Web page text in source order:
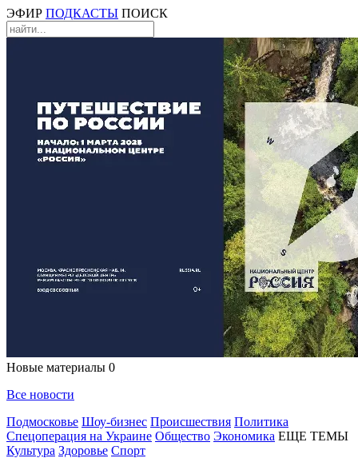
ЭФИР ПОДКАСТЫ ПОИСК
Новые материалы 0
Все новости
Подмосковье Шоу-бизнес Происшествия Политика
Спецоперация на Украине Общество Экономика ЕЩЕ ТЕМЫ
Культура Здоровье Спорт